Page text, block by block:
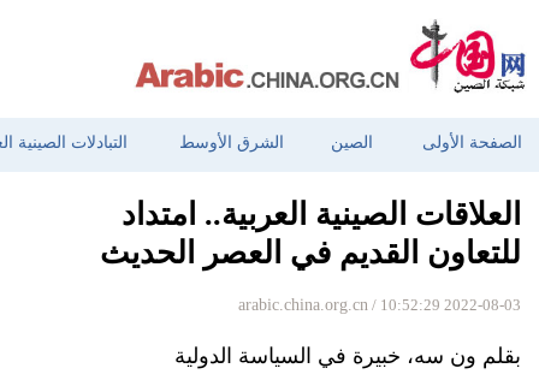
الصفحة الأولى الصين الشرق الأوسط التبادلات الصينية
العلاقات الصينية العربية.. امتداد
للتعاون القديم في العصر الحديث
arabic.china.org.cn / 10:52:29 2022-08-03
بقلم ون سه، خبيرة في السياسة الدولية